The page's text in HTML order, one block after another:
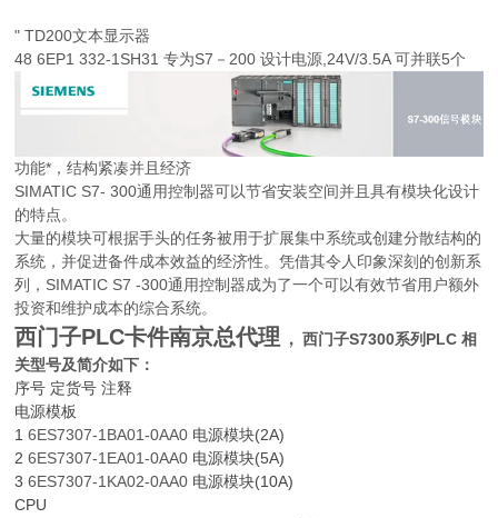
" TD200文本显示器
48 6EP1 332-1SH31 专为S7－200 设计电源,24V/3.5A 可并联5个
功能*，结构紧凑并且经济
SIMATIC S7- 300通用控制器可以节省安装空间并且具有模块化设计
的特点。
大量的模块可根据手头的任务被用于扩展集中系统或创建分散结构的
系统，并促进备件成本效益的经济性。凭借其令人印象深刻的创新系
列，SIMATIC S7 -300通用控制器成为了一个可以有效节省用户额外
投资和维护成本的综合系统。
西门子PLC卡件南京总代理 ，西门子S7300系列PLC 相
关型号及简介如下：
序号 定货号 注释
电源模板
16ES7307-1BA01-0AA0 电源模块(2A)
26ES7307-1EA01-0AA0 电源模块(5A)
36ES7307-1KA02-0AA0 电源模块(10A)
CPU